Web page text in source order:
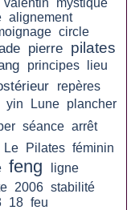
valentin
mystique
alignement
circle
pierre pilates
principes
lieu
repères
yin Lune plancher
séance arrêt
Le Pilates féminin
feng ligne
2006 stabilité
18 feu